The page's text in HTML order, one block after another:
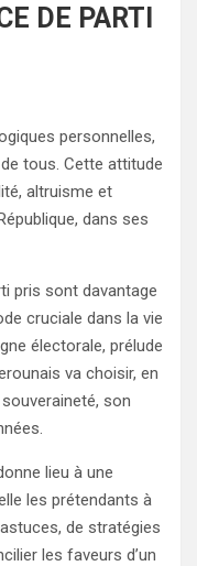
DE PARTI
personnelles,
tous. Cette attitude
altruisme et
dans ses
pris sont davantage
cruciale dans la vie
électorale, prélude
va choisir, en
son
lieu à une
les prétendants à
de stratégies
les faveurs d’un